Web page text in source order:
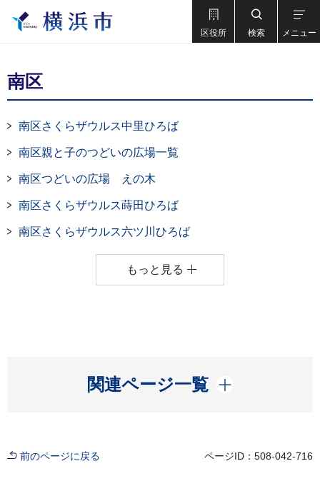
区役所 検索 メニュー
南区
南区さくらザウルス中里ひろば
南区親と子のつどいの広場一覧
南区つどいの広場 えの木
南区さくらザウルス蒔田ひろば
南区さくらザウルス六ツ川ひろば
もっと見る
関連ページ一覧
開く
前のページに戻る ページID：508-042-716